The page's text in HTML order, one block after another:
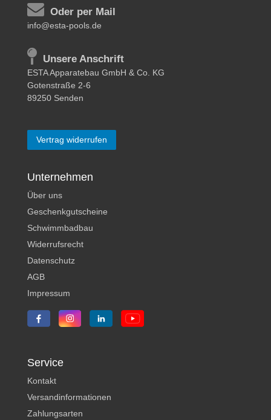
Oder per Mail
info@esta-pools.de
Unsere Anschrift
ESTA Apparatebau GmbH & Co. KG
Gotenstraße 2-6
89250 Senden
Vertrag widerrufen
Unternehmen
Über uns
Geschenkgutscheine
Schwimmbadbau
Widerrufsrecht
Datenschutz
AGB
Impressum
Service
Kontakt
Versandinformationen
Zahlungsarten